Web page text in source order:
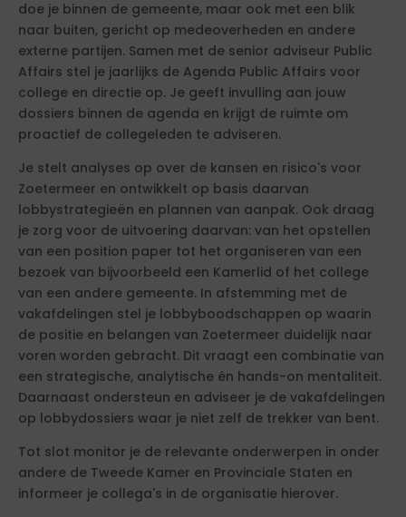
doe je binnen de gemeente, maar ook met een blik
naar buiten, gericht op medeoverheden en andere
externe partijen. Samen met de senior adviseur Public
Affairs stel je jaarlijks de Agenda Public Affairs voor
college en directie op. Je geeft invulling aan jouw
dossiers binnen de agenda en krijgt de ruimte om
proactief de collegeleden te adviseren.
Je stelt analyses op over de kansen en risico's voor
Zoetermeer en ontwikkelt op basis daarvan
lobbystrategieën en plannen van aanpak. Ook draag
je zorg voor de uitvoering daarvan: van het opstellen
van een position paper tot het organiseren van een
bezoek van bijvoorbeeld een Kamerlid of het college
van een andere gemeente. In afstemming met de
vakafdelingen stel je lobbyboodschappen op waarin
de positie en belangen van Zoetermeer duidelijk naar
voren worden gebracht. Dit vraagt een combinatie van
een strategische, analytische én hands-on mentaliteit.
Daarnaast ondersteun en adviseer je de vakafdelingen
op lobbydossiers waar je niet zelf de trekker van bent.
Tot slot monitor je de relevante onderwerpen in onder
andere de Tweede Kamer en Provinciale Staten en
informeer je collega's in de organisatie hierover.